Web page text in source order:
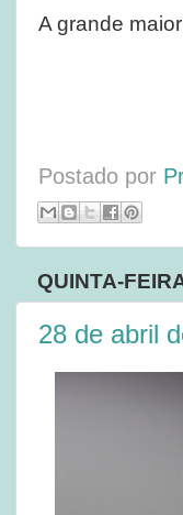
A grande
Postado por
QUINTA-
28 de abril